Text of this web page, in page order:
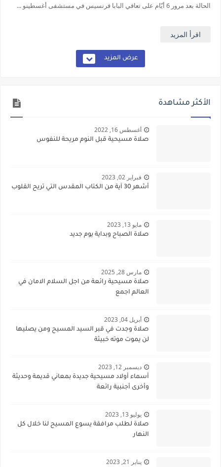
الحالة بعد مرور 6 أيّام على تعافي البابا فرنسيس في مستشفى أغسطينو ...
اقرأ المزيد
عرض المزيد
الأكثر مشاهدة
أغسطس 16, 2022
صلاة مسيحية قبل النوم مريحة للنفوس
فبراير 02, 2023
أشهر 30 آية من الكتاب المقدس التي تريح القلوب
مايو 13, 2023
صلاة الصباح وبداية يوم جديد
مارس 28, 2025
صلاة مسيحية رائعة من اجل السلام الامان في
العالم اجمع
أبريل 04, 2023
صلاة وجدت في قبر السيد المسيح ومن يصليها
لن يموت موته خبيثة
ديسمبر 12, 2023
أسماء أولاد مسيحية جديدة بمعاني قديمة وحديثة
وأخرى أجنبية رائعة
يوليو 13, 2023
صلاة لطلب مرافقة يسوع المسيح لنا خلال كل
النهار
يناير 21, 2023